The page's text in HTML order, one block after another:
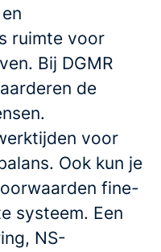
ruimte voor
Bij DGMR
de
voor
Ook kun je
fine-
systeem. Een
NS-